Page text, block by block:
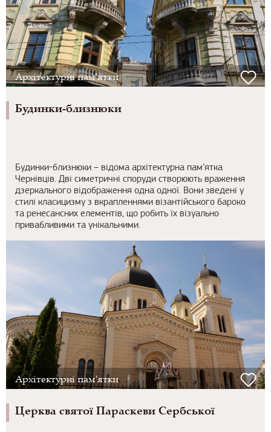
Архітектурні пам'ятки
Будинки-близнюки
Будинки-близнюки – відома архітектурна пам’ятка
Чернівців. Дві симетричні споруди створюють враження
дзеркального відображення одна одної. Вони зведені у
стилі класицизму з вкрапленнями візантійського бароко
та ренесансних елементів, що робить їх візуально
привабливими та унікальними.
Архітектурні пам'ятки
Церква святої Параскеви Сербської